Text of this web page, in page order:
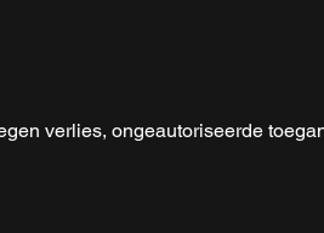
verlies, ongeautoriseerde